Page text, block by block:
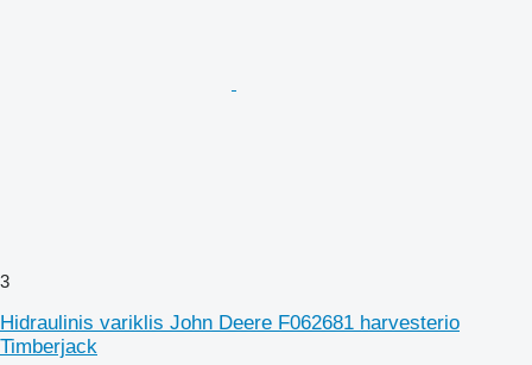
3
Hidraulinis variklis John Deere F062681 harvesterio
Timberjack